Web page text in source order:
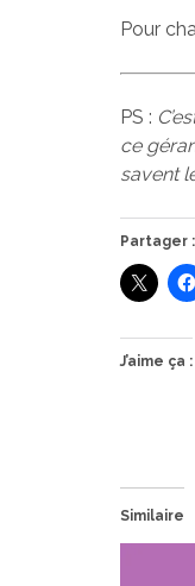
Pour
PS :
ce
savent
Partager :
J’aime ça :
Similaire